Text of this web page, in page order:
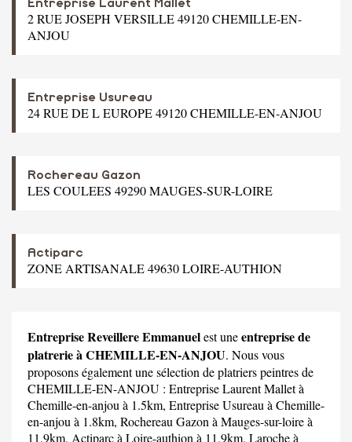
Entreprise Laurent Mallet
2 RUE JOSEPH VERSILLE 49120 CHEMILLE-EN-
ANJOU
Entreprise Usureau
24 RUE DE L EUROPE 49120 CHEMILLE-EN-ANJOU
Rochereau Gazon
LES COULEES 49290 MAUGES-SUR-LOIRE
Actiparc
ZONE ARTISANALE 49630 LOIRE-AUTHION
Entreprise Reveillere Emmanuelest uneentreprise de
platrerie à CHEMILLE-EN-ANJOU. Nous vous
proposons également une sélection de platriers peintres de
CHEMILLE-EN-ANJOU : Entreprise Laurent Malletà
Chemille-en-anjou à 1.5km, Entreprise Usureau à Chemille-
en-anjou à 1.8km, Rochereau Gazon à Mauges-sur-loire à
11.9km, Actiparcà Loire-authion à 11.9km, Larocheà